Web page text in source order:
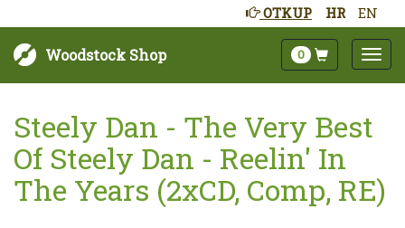
HR EN
OTKUP
Woodstock Shop 0
Steely Dan - The Very Best
Of Steely Dan - Reelin' In
The Years (2xCD, Comp, RE)